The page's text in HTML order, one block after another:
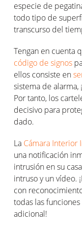
especie de
todo tipo de
transcurso del
Tengan en cuenta
código de signos
ellos consiste en
sistema de alarma,
Por tanto, los
decisivo para
dado.
La Cámara Interior
una notificación
intrusión en su
intruso y un vídeo.
con
todas las
adicional!